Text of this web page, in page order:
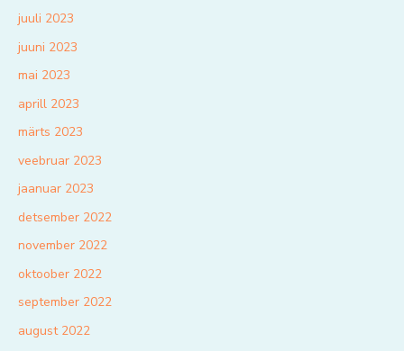
juuli 2023
juuni 2023
mai 2023
aprill 2023
märts 2023
veebruar 2023
jaanuar 2023
detsember 2022
november 2022
oktoober 2022
september 2022
august 2022